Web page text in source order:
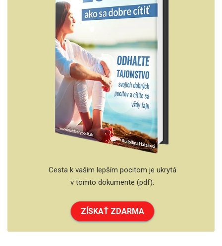
Cesta k vašim lepším pocitom je ukrytá
v tomto dokumente (pdf).
ZÍSKAŤ ZDARMA